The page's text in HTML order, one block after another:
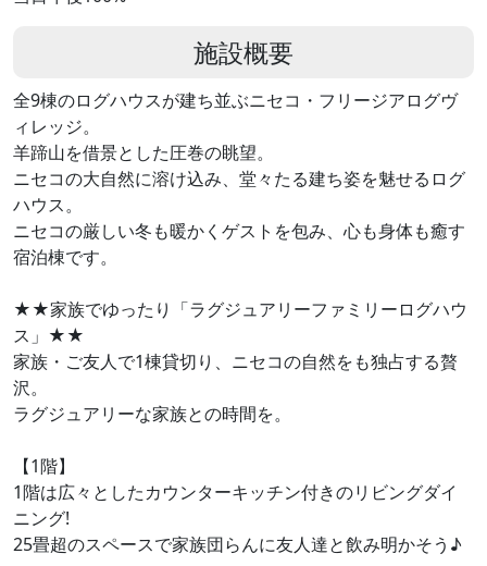
施設概要
全9棟のログハウスが建ち並ぶニセコ・フリージアログヴ
ィレッジ。
羊蹄山を借景とした圧巻の眺望。
ニセコの大自然に溶け込み、堂々たる建ち姿を魅せるログ
ハウス。
ニセコの厳しい冬も暖かくゲストを包み、心も身体も癒す
宿泊棟です。
★★家族でゆったり「ラグジュアリーファミリーログハウ
ス」★★
家族・ご友人で1棟貸切り、ニセコの自然をも独占する贅
沢。
ラグジュアリーな家族との時間を。
【1階】
1階は広々としたカウンターキッチン付きのリビングダイ
ニング!
25畳超のスペースで家族団らんに友人達と飲み明かそう♪